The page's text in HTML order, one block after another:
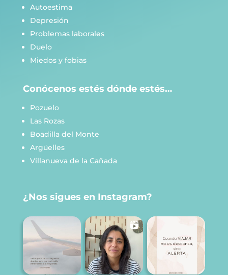
Autoestima
Depresión
Problemas laborales
Duelo
Miedos y fobias
Conócenos estés dónde estés…
Pozuelo
Las Rozas
Boadilla del Monte
Argüelles
Villanueva de la Cañada
¿Nos sigues en Instagram?